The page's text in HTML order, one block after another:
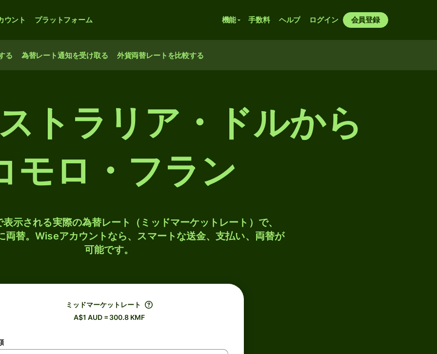
ウント プラットフォーム 機能 手数料 ヘルプ ログイン 会員登録
る 為替レート通知を受け取る 外貨両替レートを比較する
トラリア・ドルから
モロ・フラン
示される実際の為替レート（ミッドマーケットレート）で、
両替。Wiseアカウントなら、スマートな送金、支払い、両替が
可能です。
ミッドマーケットレート
A$1 AUD = 300.8 KMF